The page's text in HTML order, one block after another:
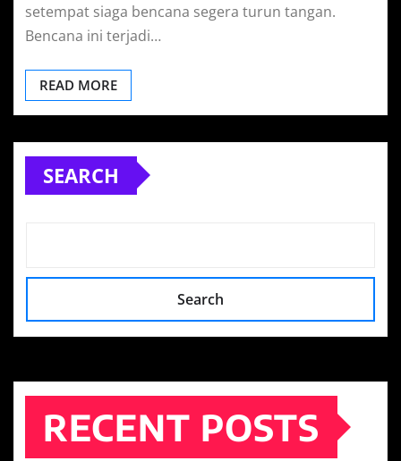
setempat siaga bencana segera turun tangan.
Bencana ini terjadi…
READ MORE
SEARCH
Search
RECENT POSTS